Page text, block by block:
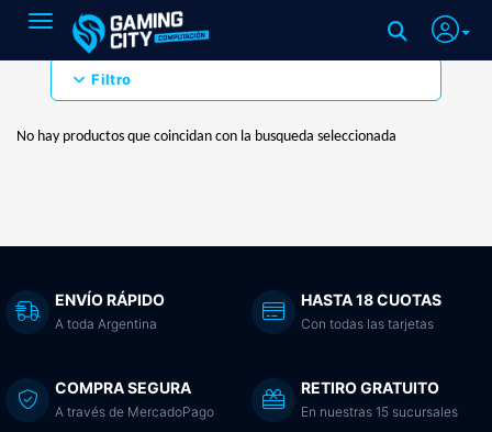
Toggle navigation
Filtro
No hay productos que coincidan con la busqueda seleccionada
ENVÍO RÁPIDO
A toda Argentina
HASTA 18 CUOTAS
Con todas las tarjetas
COMPRA SEGURA
A través de MercadoPago
RETIRO GRATUITO
En nuestras 15 sucursales